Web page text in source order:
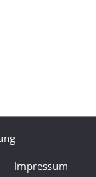
Impressum